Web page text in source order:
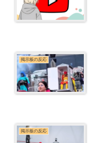
掲示板の反応
掲示板の反応